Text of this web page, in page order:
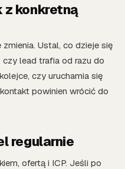
z konkretną
Ustal, co dzieje się
lead trafia od razu do
czy uruchamia się
powinien wrócić do
regularnie
ofertą i ICP. Jeśli po